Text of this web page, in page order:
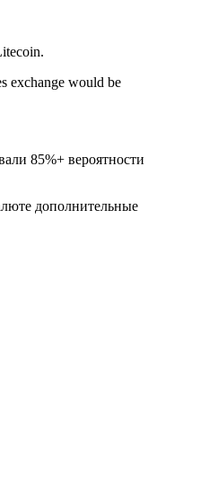
exchange would be
85%+ вероятности
дополнительные